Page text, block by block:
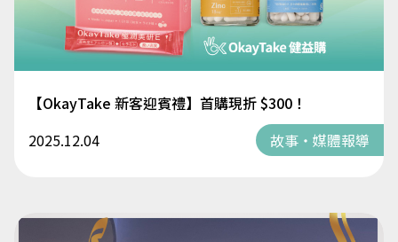
【OkayTake 新客迎賓禮】首購現折 $300！
2025.12.04
故事・媒體報導